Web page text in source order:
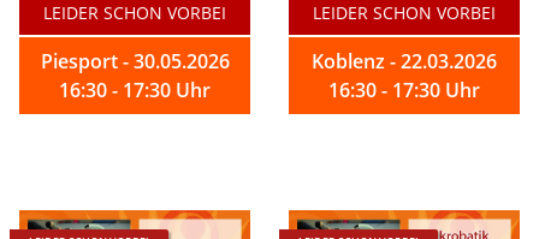
LEIDER SCHON VORBEI
Piesport - 30.05.2026
16:30 - 17:30 Uhr
LEIDER SCHON VORBEI
Koblenz - 22.03.2026
16:30 - 17:30 Uhr